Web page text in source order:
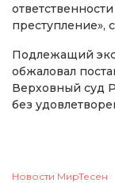
преступление»,
Подлежащий
обжаловал
Верховный суд
без
Новости МирТесен